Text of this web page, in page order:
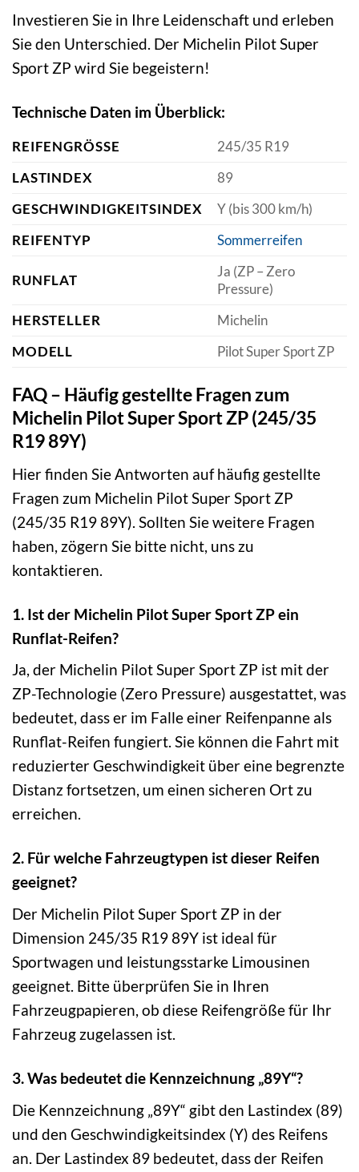
Investieren Sie in Ihre Leidenschaft und erleben
Sie den Unterschied. Der Michelin Pilot Super
Sport ZP wird Sie begeistern!
Technische Daten im Überblick:
REIFENGRÖSSE
245/35 R19
LASTINDEX
89
GESCHWINDIGKEITSINDEX
Y (bis 300 km/h)
REIFENTYP
Sommerreifen
RUNFLAT
Ja (ZP – Zero
Pressure)
HERSTELLER
Michelin
MODELL
Pilot Super Sport ZP
FAQ – Häufig gestellte Fragen zum
Michelin Pilot Super Sport ZP (245/35
R19 89Y)
Hier finden Sie Antworten auf häufig gestellte
Fragen zum Michelin Pilot Super Sport ZP
(245/35 R19 89Y). Sollten Sie weitere Fragen
haben, zögern Sie bitte nicht, uns zu
kontaktieren.
1. Ist der Michelin Pilot Super Sport ZP ein
Runflat-Reifen?
Ja, der Michelin Pilot Super Sport ZP ist mit der
ZP-Technologie (Zero Pressure) ausgestattet, was
bedeutet, dass er im Falle einer Reifenpanne als
Runflat-Reifen fungiert. Sie können die Fahrt mit
reduzierter Geschwindigkeit über eine begrenzte
Distanz fortsetzen, um einen sicheren Ort zu
erreichen.
2. Für welche Fahrzeugtypen ist dieser Reifen
geeignet?
Der Michelin Pilot Super Sport ZP in der
Dimension 245/35 R19 89Y ist ideal für
Sportwagen und leistungsstarke Limousinen
geeignet. Bitte überprüfen Sie in Ihren
Fahrzeugpapieren, ob diese Reifengröße für Ihr
Fahrzeug zugelassen ist.
3. Was bedeutet die Kennzeichnung „89Y“?
Die Kennzeichnung „89Y“ gibt den Lastindex (89)
und den Geschwindigkeitsindex (Y) des Reifens
an. Der Lastindex 89 bedeutet, dass der Reifen